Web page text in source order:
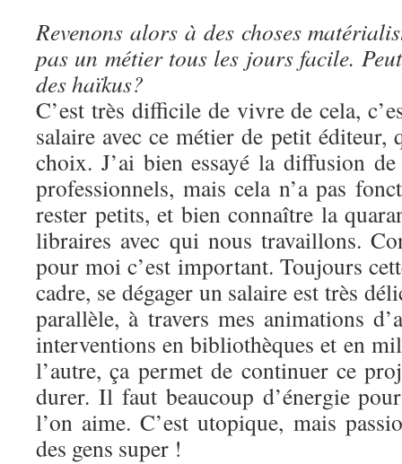
Revenons alors à des choses
pas un métier tous les jours facile.
des haïkus?
C’est très difficile de vivre de cela,
salaire avec ce métier de petit éditeur,
choix. J’ai bien essayé la diffusion
professionnels, mais cela n’a pas
rester petits, et bien connaître la
libraires avec qui nous travaillons.
pour moi c’est important. Toujours
cadre, se dégager un salaire est très
parallèle, à travers mes animations
interventions en bibliothèques et en
l’autre, ça permet de continuer ce
durer. Il faut beaucoup d’énergie
l’on aime. C’est utopique, mais
des gens super !